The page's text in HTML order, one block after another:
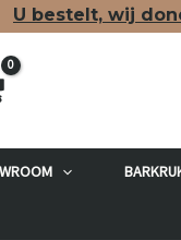
U bestelt, wij